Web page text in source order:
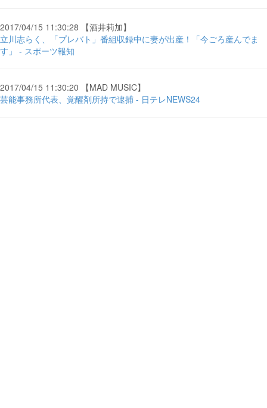
2017/04/15 11:30:28 【酒井莉加】
立川志らく、「プレバト」番組収録中に妻が出産！「今ごろ産んでま
す」 - スポーツ報知
2017/04/15 11:30:20 【MAD MUSIC】
芸能事務所代表、覚醒剤所持で逮捕 - 日テレNEWS24